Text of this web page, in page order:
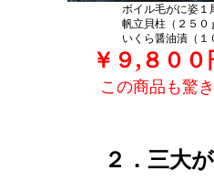
ボイル毛がに姿１
帆立貝柱（
いくら醤油漬
￥９,８００
この商品も驚
２．三大